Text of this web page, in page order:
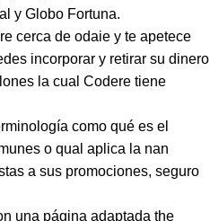
y Globo Fortuna.
cerca de odaie y te apetece
incorporar y retirar su dinero
la cual Codere tiene
como qué es el
o qual aplica la nan
a sus promociones, seguro
una página adaptada the